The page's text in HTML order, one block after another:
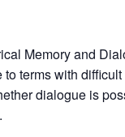
Memory and
to terms with
dialogue is